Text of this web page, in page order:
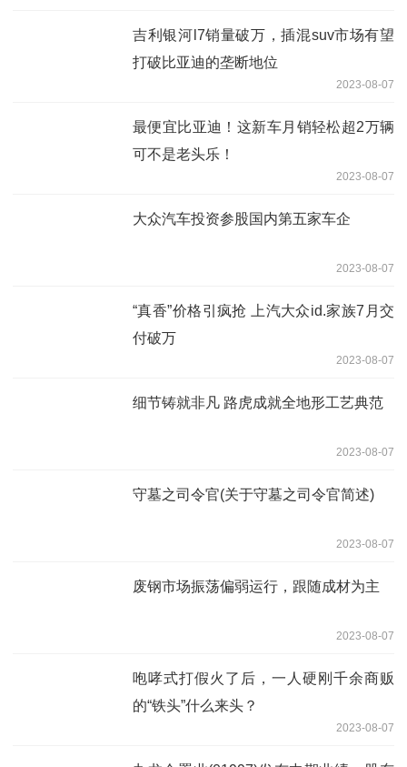
吉利银河l7销量破万，插混suv市场有望
打破比亚迪的垄断地位
2023-08-07
最便宜比亚迪！这新车月销轻松超2万辆
可不是老头乐！
2023-08-07
大众汽车投资参股国内第五家车企
2023-08-07
“真香”价格引疯抢 上汽大众id.家族7月交
付破万
2023-08-07
细节铸就非凡 路虎成就全地形工艺典范
2023-08-07
守墓之司令官(关于守墓之司令官简述)
2023-08-07
废钢市场振荡偏弱运行，跟随成材为主
2023-08-07
咆哮式打假火了后，一人硬刚千余商贩
的“铁头”什么来头？
2023-08-07